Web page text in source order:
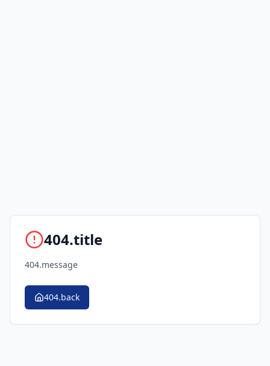
404.title
404.message
404.back